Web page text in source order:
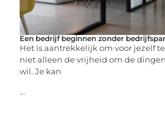
Een bedrijf beginnen zonder
Het is aantrekkelijk om voor jezelf
niet alleen de vrijheid om de
wil. Je kan
...